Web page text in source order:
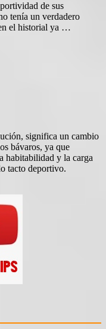
de sus
tenía un verdadero
el historial ya …
significa un cambio
bávaros, ya que
habitabilidad y la carga
tacto deportivo.